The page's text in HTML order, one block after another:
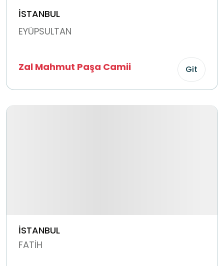
İSTANBUL
EYÜPSULTAN
Zal Mahmut Paşa Camii Git
İSTANBUL
FATİH